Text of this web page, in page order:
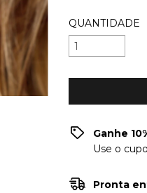
QUANTIDADE
Ganhe
Use o
Pronta